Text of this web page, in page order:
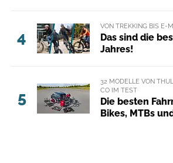
4
VON TREKKING BIS E-
Das sind die
Jahres!
5
32 MODELLE VON
CO IM TEST
Die besten
Bikes, MTBs